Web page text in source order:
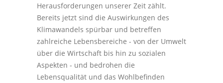
Herausforderungen unserer Zeit zählt.
Bereits jetzt sind die Auswirkungen des
Klimawandels spürbar und betreffen
zahlreiche Lebensbereiche - von der Umwelt
über die Wirtschaft bis hin zu sozialen
Aspekten - und bedrohen die
Lebensqualität und das Wohlbefinden